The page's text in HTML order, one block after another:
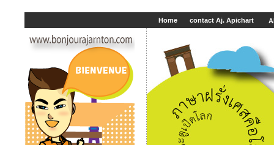
Home contact Aj. Apichart